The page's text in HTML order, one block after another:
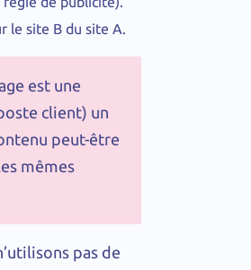
le site B du site A.
est une
client) un
peut-être
mêmes
pas de